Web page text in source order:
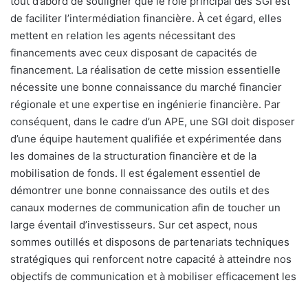
de faciliter l’intermédiation financière. À cet égard, elles
mettent en relation les agents nécessitant des
financements avec ceux disposant de capacités de
financement. La réalisation de cette mission essentielle
nécessite une bonne connaissance du marché financier
régionale et une expertise en ingénierie financière. Par
conséquent, dans le cadre d’un APE, une SGI doit disposer
d’une équipe hautement qualifiée et expérimentée dans
les domaines de la structuration financière et de la
mobilisation de fonds. Il est également essentiel de
démontrer une bonne connaissance des outils et des
canaux modernes de communication afin de toucher un
large éventail d’investisseurs. Sur cet aspect, nous
sommes outillés et disposons de partenariats techniques
stratégiques qui renforcent notre capacité à atteindre nos
objectifs de communication et à mobiliser efficacement les